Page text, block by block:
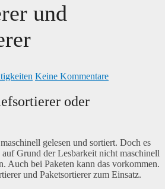
und
Keine Kommentare
oder
gelesen und sortiert. Doch es
Grund der Lesbarkeit nicht maschinell
Auch bei Paketen kann das vorkommen.
und Paketsortierer zum Einsatz.